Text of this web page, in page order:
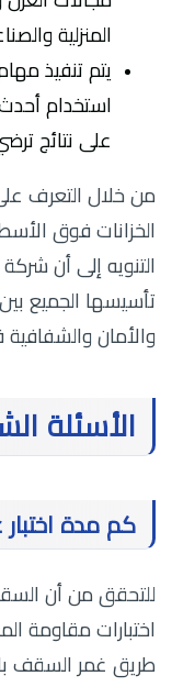
المنزلية
يتم تنفيذ
استخدام
على نتائج
من خلال التعرف
الخزانات فوق
التنويه إلى أن
تأسيسها الجميع
والأمان والشفافية
الأسئلة
كم مدة
للتحقق من أن
اختبارات مقاومة
طريق غمر السقف